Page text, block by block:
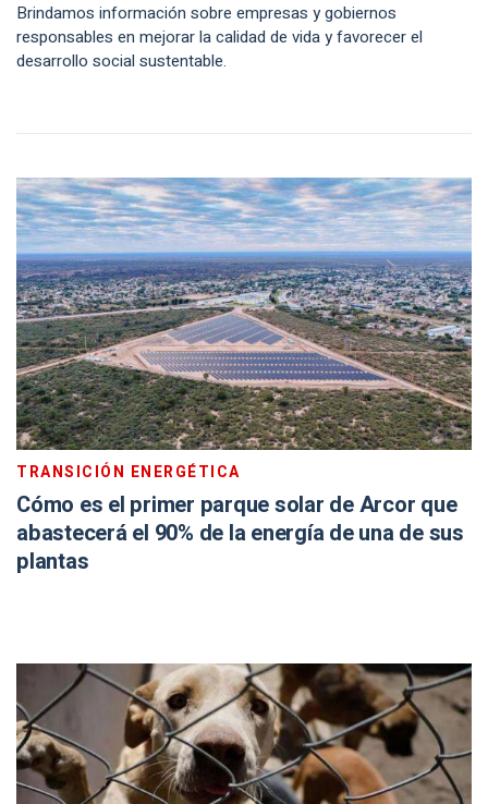
Brindamos información sobre empresas y gobiernos
responsables en mejorar la calidad de vida y favorecer el
desarrollo social sustentable.
TRANSICIÓN ENERGÉTICA
Cómo es el primer parque solar de Arcor que
abastecerá el 90% de la energía de una de sus
plantas